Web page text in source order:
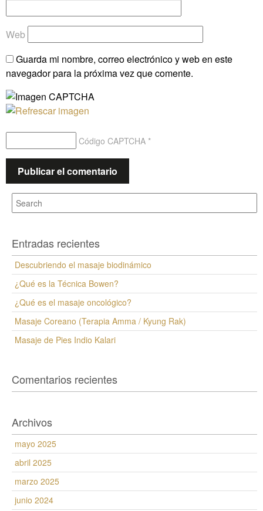
Web
Guarda mi nombre, correo electrónico y web en este
navegador para la próxima vez que comente.
Código CAPTCHA *
Entradas recientes
Descubriendo el masaje biodinámico
¿Qué es la Técnica Bowen?
¿Qué es el masaje oncológico?
Masaje Coreano (Terapia Amma / Kyung Rak)
Masaje de Pies Indio Kalari
Comentarios recientes
Archivos
mayo 2025
abril 2025
marzo 2025
junio 2024